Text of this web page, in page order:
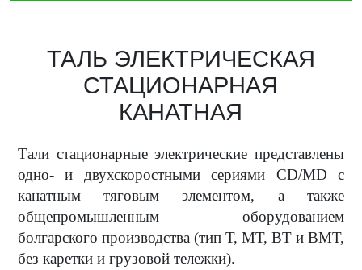
ТАЛЬ ЭЛЕКТРИЧЕСКАЯ
СТАЦИОНАРНАЯ
КАНАТНАЯ
Тали стационарные электрические представлены
одно- и двухскоростными сериями CD/MD с
канатным тяговым элементом, а также
общепромышленным оборудованием
болгарского производства (тип Т, МТ, ВТ и ВМТ,
без каретки и грузовой тележки).